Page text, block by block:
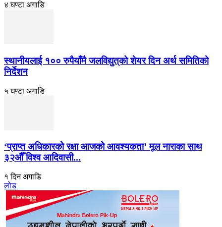
४ घण्टा अगाडि
स्थानीयलाई १०० रुपैयाँमै जलविद्युत्‌को शेयर दिन अर्थ समितिको
निर्देशन
५ घण्टा अगाडि
‘प्राप्त अधिकारको रक्षा आजको आवश्यकता’ मूल नाराका साथ
३२औँ विश्व आदिवासी...
१ दिन अगाडि
लोड